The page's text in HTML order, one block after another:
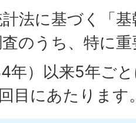
法に基づく「
のうち、特に
年）以来5年ご
目にあたります